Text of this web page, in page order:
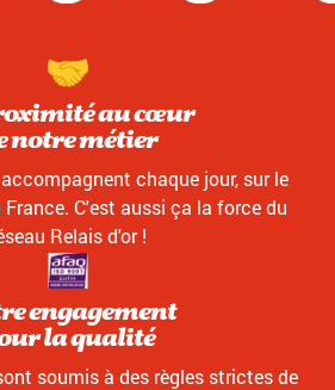
au cœur
notre métier
chaque jour, sur le
C'est aussi ça la force du
Relais d'or !
engagement
la qualité
soumis à des règles strictes de